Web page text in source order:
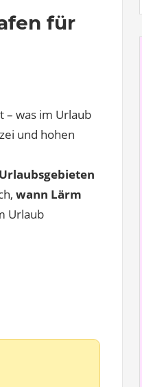
für
– was im Urlaub
und hohen
wann Lärm
Urlaub